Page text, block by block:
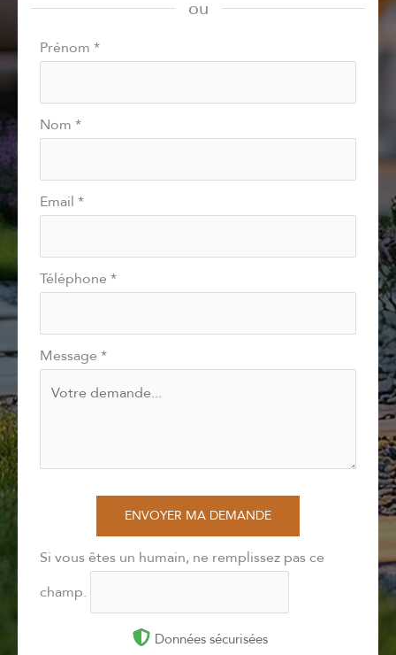
ou
Formulaire
avec
téléphone
Prénom *
Nom *
Email *
Téléphone *
Message *
ENVOYER MA DEMANDE
Si vous êtes un humain, ne remplissez pas ce
champ.
Données sécurisées